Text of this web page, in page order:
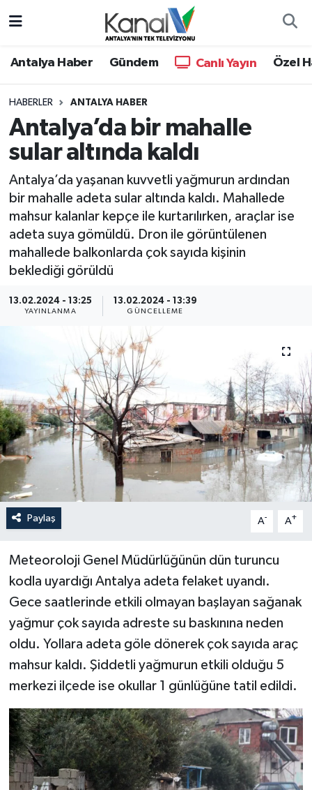
Antalya Haber Gündem Canlı Yayın Özel
HABERLER ANTALYA HABER
Antalya’da bir mahalle
sular altında kaldı
Antalya’da yaşanan kuvvetli yağmurun ardından
bir mahalle adeta sular altında kaldı. Mahallede
mahsur kalanlar kepçe ile kurtarılırken, araçlar ise
adeta suya gömüldü. Dron ile görüntülenen
mahallede balkonlarda çok sayıda kişinin
beklediği görüldü
13.02.2024 - 13:25
YAYINLANMA
13.02.2024 - 13:39
GÜNCELLEME
Paylaş A- A+
Meteoroloji Genel Müdürlüğünün dün turuncu
kodla uyardığı Antalya adeta felaket uyandı.
Gece saatlerinde etkili olmayan başlayan sağanak
yağmur çok sayıda adreste su baskınına neden
oldu. Yollara adeta göle dönerek çok sayıda araç
mahsur kaldı. Şiddetli yağmurun etkili olduğu 5
merkezi ilçede ise okullar 1 günlüğüne tatil edildi.
Antalya Haber
Dünya
Eğitim
Ekonomi
Gündem
Günün Manşetleri
Haber Kuşakları
Haberler
KANALV Spor
Kültür Sanat
Magazin
Öğle Bülteni
Sağlık
Sosyal medya
Spor
Teknoloji
Televizyon
Turizm
Yaşam
Hava Durumu
Trafik Durumu
Süper Lig Puan Durumu ve Fikstür
Tüm Manşetler
Son Dakika Haberleri
Haber Arşivi